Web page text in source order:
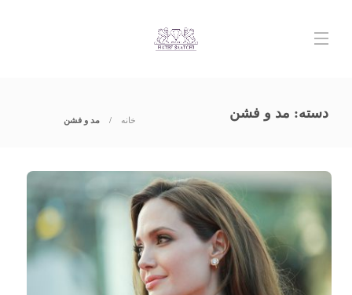
دسته: مد و فشن خانه مد و فشن